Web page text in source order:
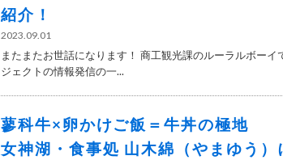
紹介！
2023.09.01
またまたお世話になります！ 商工観光課のルーラルボー
ジェクトの情報発信の一...
蓼科牛×卵かけご飯＝牛丼の極地
女神湖・食事処 山木綿（やまゆう）